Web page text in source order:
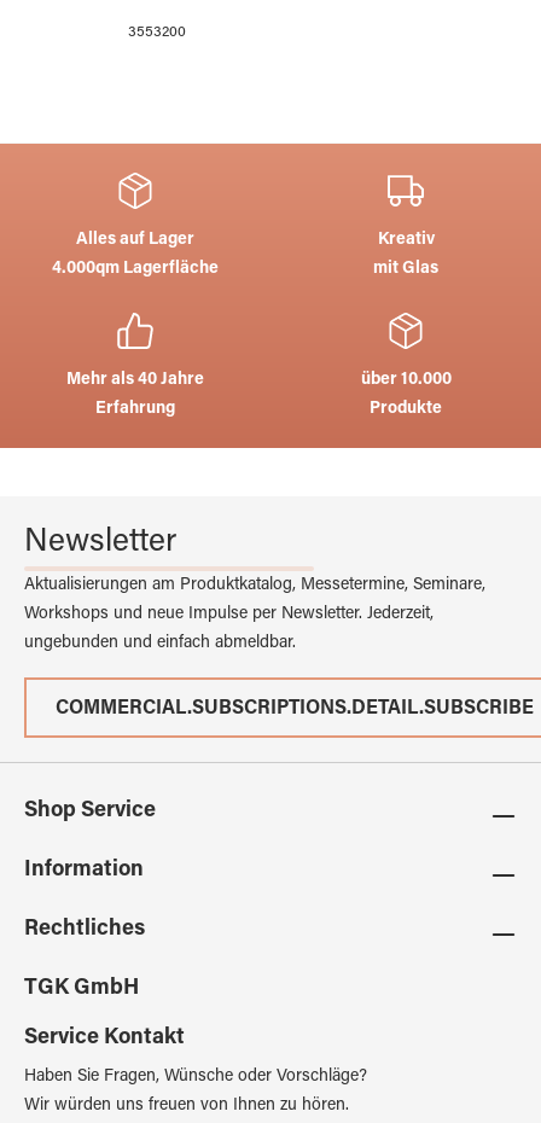
3553200
Alles auf Lager
4.000qm Lagerfläche
Kreativ
mit Glas
Mehr als 40 Jahre
Erfahrung
über 10.000
Produkte
Newsletter
Aktualisierungen am Produktkatalog, Messetermine, Seminare,
Workshops und neue Impulse per Newsletter. Jederzeit,
ungebunden und einfach abmeldbar.
COMMERCIAL.SUBSCRIPTIONS.DETAIL.SUBSCRIBE
Shop Service
Information
Rechtliches
TGK GmbH
Service Kontakt
Haben Sie Fragen, Wünsche oder Vorschläge?
Wir würden uns freuen von Ihnen zu hören.